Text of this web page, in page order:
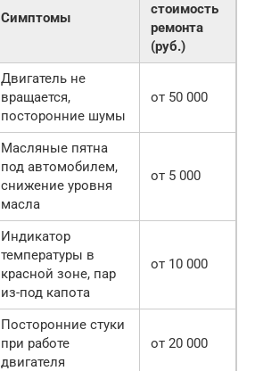
Симптомы
стоимость
ремонта
(руб.)
Двигатель не
вращается,
посторонние шумы
от 50 000
Масляные пятна
под автомобилем,
снижение уровня
масла
от 5 000
Индикатор
температуры в
красной зоне, пар
из-под капота
от 10 000
Посторонние стуки
при работе
двигателя
от 20 000